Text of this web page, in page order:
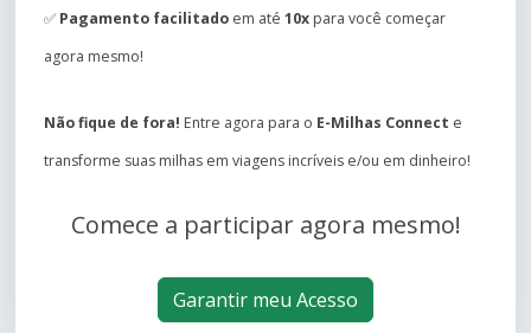
✅ Pagamento facilitado em até 10x para você começar
agora mesmo!
Não fique de fora! Entre agora para o E-Milhas Connect e
transforme suas milhas em viagens incríveis e/ou em dinheiro!
Comece a participar agora mesmo!
Garantir meu Acesso